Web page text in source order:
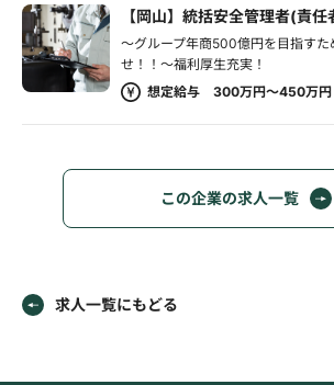
【岡山】統括安全管理者(責任
～グループ年商500億円を目指すた
せ！！～福利厚生充実！
想定給与 300万円～450万円
この企業の求人一覧
求人一覧にもどる